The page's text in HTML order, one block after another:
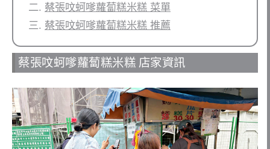
蔡張呅蚵嗲蘿蔔糕米糕 菜單
蔡張呅蚵嗲蘿蔔糕米糕 推薦
蔡張呅蚵嗲蘿蔔糕米糕 店家資訊